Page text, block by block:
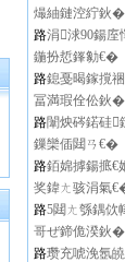
熶紬鏈涳紵鈥�
路涓浗90鍚庢
鍦扮悊鎽勨€�
路鎴戞暍鎵撹
冨満瑕佺伀鈥�
路闈炴硶鍩硅
鏁欒偛閮ㄢ€�
路銆婂摢鍚掋€
奖鍏ㄤ骇涓氣
路5閮ㄤ綔鍝佽
哥ぜ鍗佹湀鈥�
路瓒充唬浼氬